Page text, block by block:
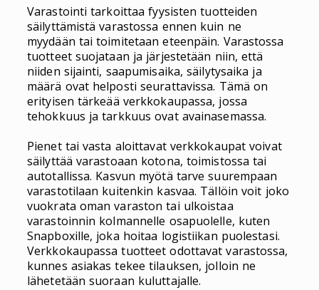
Varastointi tarkoittaa fyysisten tuotteiden
säilyttämistä varastossa ennen kuin ne
myydään tai toimitetaan eteenpäin. Varastossa
tuotteet suojataan ja järjestetään niin, että
niiden sijainti, saapumisaika, säilytysaika ja
määrä ovat helposti seurattavissa. Tämä on
erityisen tärkeää verkkokaupassa, jossa
tehokkuus ja tarkkuus ovat avainasemassa.
Pienet tai vasta aloittavat verkkokaupat voivat
säilyttää varastoaan kotona, toimistossa tai
autotallissa. Kasvun myötä tarve suurempaan
varastotilaan kuitenkin kasvaa. Tällöin voit joko
vuokrata oman varaston tai ulkoistaa
varastoinnin kolmannelle osapuolelle, kuten
Snapboxille, joka hoitaa logistiikan puolestasi.
Verkkokaupassa tuotteet odottavat varastossa,
kunnes asiakas tekee tilauksen, jolloin ne
lähetetään suoraan kuluttajalle.